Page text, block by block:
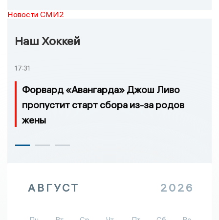
Новости СМИ2
Наш Хоккей
17:31
Форвард «Авангарда» Джош Ливо
пропустит старт сбора из-за родов
жены
АВГУСТ 2026